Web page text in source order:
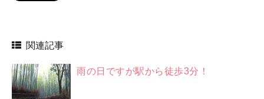
関連記事
雨の日ですが駅から徒歩3分！